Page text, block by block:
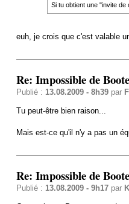
Si tu obtient une "invite
euh, je crois que c'est valable
Re: Impossible de
Publié : 13.08.2009 - 8h39par
Tu peut-être bien raison...
Mais est-ce qu'il n'y a pas un
Re: Impossible de
Publié : 13.08.2009 - 9h17par